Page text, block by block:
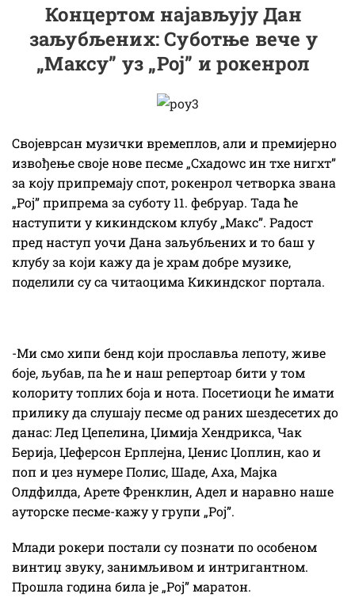
Концертом најављују Дан
заљубљених: Суботње вече у
„Максу” уз „Рој” и рокенрол
Својеврсан музички времеплов, али и премијерно
извођење своје нове песме „Схадоwс ин тхе нигхт”
за коју припремају спот, рокенрол четворка звана
„Рој” припрема за суботу 11. фебруар. Тада ће
наступити у кикиндском клубу „Макс”. Радост
пред наступ уочи Дана заљубљених и то баш у
клубу за који кажу да је храм добре музике,
поделили су са читаоцима Кикиндског портала.
-Ми смо хипи бенд који прославља лепоту, живе
боје, љубав, па ће и наш репертоар бити у том
колориту топлих боја и нота. Посетиоци ће имати
прилику да слушају песме од раних шездесетих до
данас: Лед Цепелина, Џимија Хендрикса, Чак
Берија, Џеферсон Ерплејна, Џенис Џоплин, као и
поп и џез нумере Полис, Шаде, Аха, Мајка
Олдфилда, Арете Френклин, Адел и наравно наше
ауторске песме-кажу у групи „Рој”.
Млади рокери постали су познати по особеном
винтиџ звуку, занимљивом и интригантном.
Прошла година била је „Рој” маратон.